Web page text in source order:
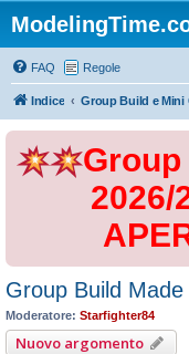
FAQ Regole
Indice
Group
2026/
Group Build
Moderatore: Starfighter84
Nuovo argomento